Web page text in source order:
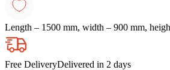
Length – 1500 mm, width – 900 mm,
Free DeliveryDelivered in 2 days